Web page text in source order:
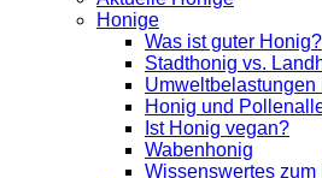
Honige
Was ist guter Honig?
Stadthonig vs.
Umweltbelastungen
Honig und
Ist Honig vegan?
Wabenhonig
Wissenswertes